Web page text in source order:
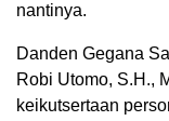
nantinya.
Danden Gegana
Robi Utomo, S.H.,
keikutsertaan